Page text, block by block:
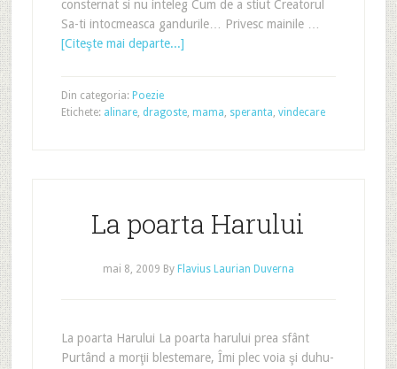
consternat si nu inteleg Cum de a stiut Creatorul
Sa-ti intocmeasca gandurile… Privesc mainile …
[Citeşte mai departe...]
Din categoria: Poezie
Etichete: alinare, dragoste, mama, speranta, vindecare
La poarta Harului
mai 8, 2009 By Flavius Laurian Duverna
La poarta Harului La poarta harului prea sfânt
Purtând a morţii blestemare, Îmi plec voia şi duhu-